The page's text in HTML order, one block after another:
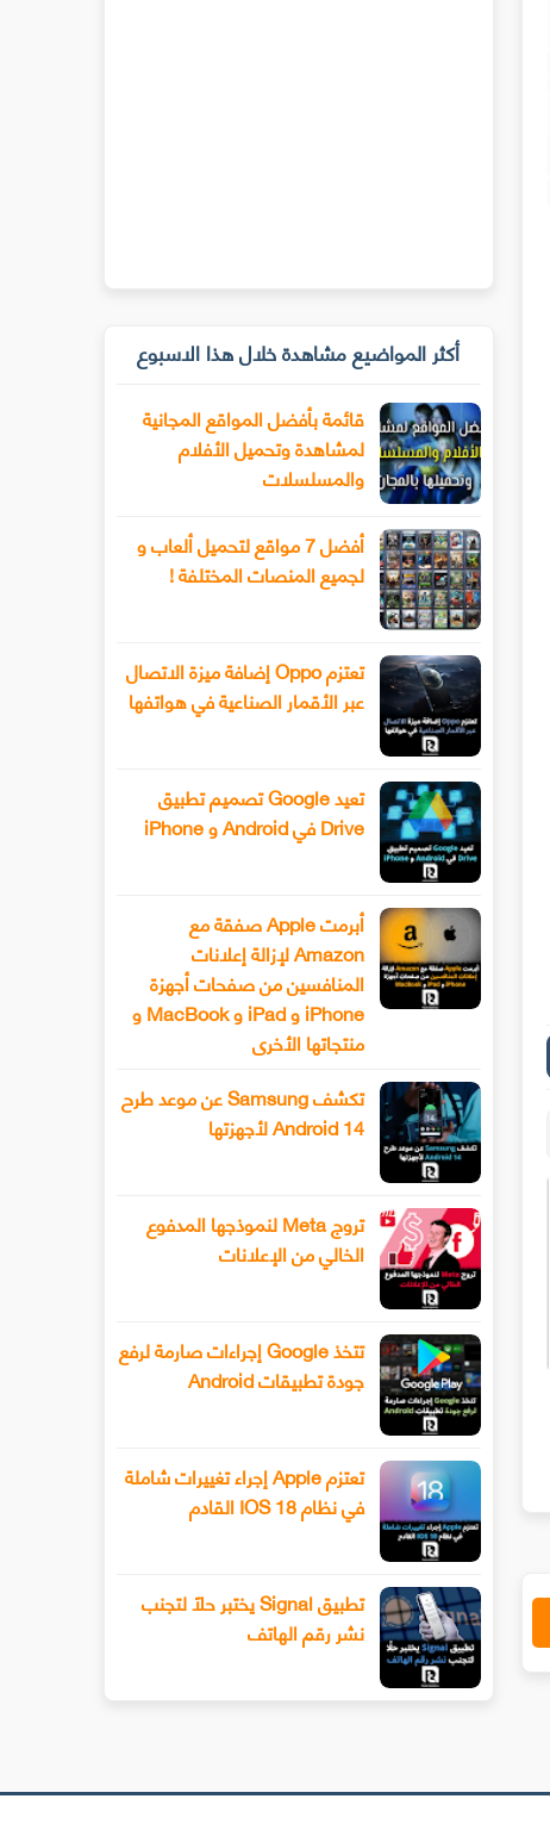
أول صورة مسربة لسماعة رأس PS5 الخاصة
بالواقع الافتراضي
آبل تسمح أخيرا للتطبيقات
أكثر المواضيع مشاهدة خلال هذا الاسبوع
قائمة بأفضل المواقع المجانية
لمشاهدة وتحميل الأفلام
والمسلسلات
أفضل 7 مواقع لتحميل ألعاب و
لجميع المنصات المختلفة !
تعتزم Oppo إضافة ميزة الاتصال
عبر الأقمار الصناعية في هواتفها
تعيد Google تصميم تطبيق
Drive في Android و iPhone
أبرمت Apple صفقة مع
Amazon لإزالة إعلانات
المنافسين من صفحات أجهزة
iPhone و iPad و MacBook و
منتجاتها الأخرى
تكشف Samsung عن موعد طرح
Android 14 لأجهزتها
تروج Meta لنموذجها المدفوع
الخالي من الإعلانات
تتخذ Google إجراءات صارمة لرفع
جودة تطبيقات Android
تعتزم Apple إجراء تغييرات شاملة
في نظام IOS 18 القادم
تطبيق Signal يختبر حلًا لتجنب
نشر رقم الهاتف